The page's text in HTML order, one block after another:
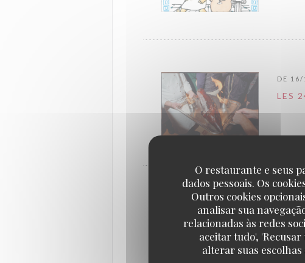
O restaurante e seus
dados pessoais. Os
Outros cookies
analisar sua
relacionadas às redes
aceitar tudo',
alterar suas
DE
LES
DE
LES